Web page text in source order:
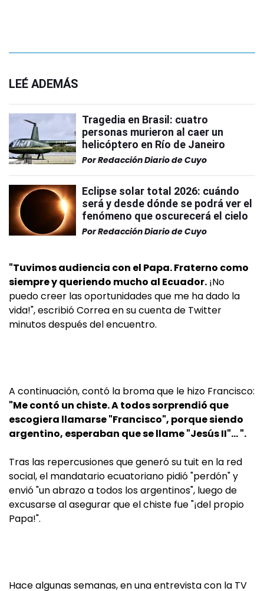
LEÉ ADEMÁS
Tragedia en Brasil: cuatro
personas murieron al caer un
helicóptero en Río de Janeiro
PorRedacción Diario de Cuyo
Eclipse solar total 2026: cuándo
será y desde dónde se podrá ver el
fenómeno que oscurecerá el cielo
PorRedacción Diario de Cuyo
"Tuvimos audiencia con el Papa. Fraterno como
siempre y queriendo mucho al Ecuador. ¡No
puedo creer las oportunidades que me ha dado la
vida!", escribió Correa en su cuenta de Twitter
minutos después del encuentro.
A continuación, contó la broma que le hizo Francisco:
"Me contó un chiste. A todos sorprendió que
escogiera llamarse "Francisco", porque siendo
argentino, esperaban que se llame "Jesús II"… ".
Tras las repercusiones que generó su tuit en la red
social, el mandatario ecuatoriano pidió "perdón" y
envió "un abrazo a todos los argentinos", luego de
excusarse al asegurar que el chiste fue "¡del propio
Papa!".
Hace algunas semanas, en una entrevista con la TV